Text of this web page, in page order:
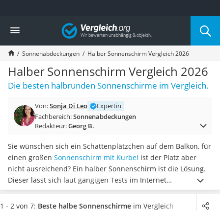
Die beliebtesten Vergleiche nach Kategorie
Baumarkt
Tresor feuerfest
Makita-Akku-Rasenmäher
Kappsäge
Smartes Türschloss
Akku-Rasentrimmer
Split-Klimaanlage 2 Innengeräte
Pelletofen
Tiefbrunnenpumpe
Fliesenschneider
Hochdruckreiniger
Doppelschleifer
Überwachungskamera
Benzinrasenmäher mit Elektrostart
Vergleich
Sonnenabdeckungen Halber Sonnenschirm Vergleich 2026
Halber Sonnenschirm Vergleich 2026
Die besten halbrunden Sonnenschirme im Vergleich.
Von:Sonja Di Leo
Expertin
Fachbereich:Sonnenabdeckungen
Redakteur:Georg B.
Sie wünschen sich ein Schattenplätzchen auf dem Balkon, für
einen großen Sonnenschirm mit Kurbel ist der Platz aber
nicht ausreichend? Ein halber Sonnenschirm ist die Lösung.
Dieser lässt sich laut gängigen Tests im Internet
platzsparend direkt an der Hauswand aufstellenund ist
schnell wieder zusammenzuklappen und zu verstauen.
1 - 2 von 7: Beste halbe Sonnenschirme im Vergleich